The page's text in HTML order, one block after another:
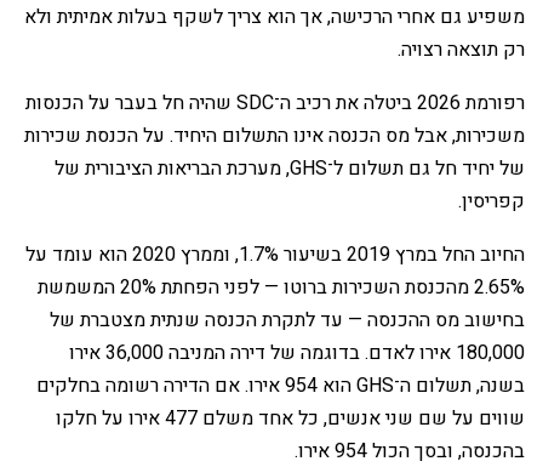
משפיע גם אחרי הרכישה, אך הוא צריך לשקף בעלות אמיתית ולא
רק תוצאה רצויה.
‏רפורמת 2026 ביטלה את רכיב ה־SDC שהיה חל בעבר על הכנסות
משכירות, אבל מס הכנסה אינו התשלום היחיד. על הכנסת שכירות
של יחיד חל גם תשלום ל־GHS, מערכת הבריאות הציבורית של
קפריסין.
‏החיוב החל במרץ 2019 בשיעור 1.7%, וממרץ 2020 הוא עומד על
2.65% מהכנסת השכירות ברוטו — לפני הפחתת 20% המשמשת
בחישוב מס ההכנסה — עד לתקרת הכנסה שנתית מצטברת של
180,000 אירו לאדם. בדוגמה של דירה המניבה 36,000 אירו
בשנה, תשלום ה־GHS הוא 954 אירו. אם הדירה רשומה בחלקים
שווים על שם שני אנשים, כל אחד משלם 477 אירו על חלקו
בהכנסה, ובסך הכול 954 אירו.